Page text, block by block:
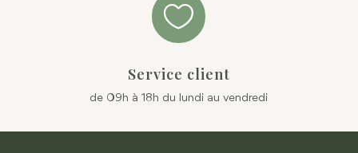

Service client
de 09h à 18h du lundi au vendredi